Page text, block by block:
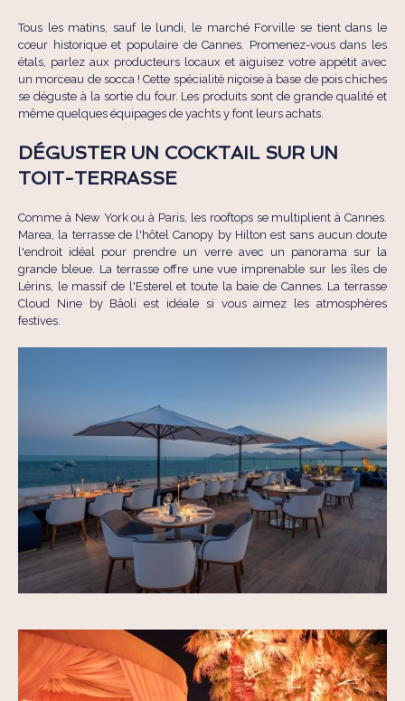
Tous les matins, sauf le lundi, le marché Forville se tient dans le
cœur historique et populaire de Cannes. Promenez-vous dans les
étals, parlez aux producteurs locaux et aiguisez votre appétit avec
un morceau de socca ! Cette spécialité niçoise à base de pois chiches
se déguste à la sortie du four. Les produits sont de grande qualité et
même quelques équipages de yachts y font leurs achats.
DÉGUSTER UN COCKTAIL SUR UN
TOIT-TERRASSE
Comme à New York ou à Paris, les rooftops se multiplient à Cannes.
Marea, la terrasse de l'hôtel Canopy by Hilton est sans aucun doute
l'endroit idéal pour prendre un verre avec un panorama sur la
grande bleue. La terrasse offre une vue imprenable sur les îles de
Lérins, le massif de l'Esterel et toute la baie de Cannes. La terrasse
Cloud Nine by Bâoli est idéale si vous aimez les atmosphères
festives.